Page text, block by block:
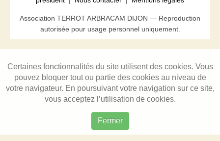
Association TERROT ARBRACAM DIJON — Reproduction
autorisée pour usage personnel uniquement.
Certaines fonctionnalités du site utilisent des cookies. Vous
pouvez bloquer tout ou partie des cookies au niveau de
votre navigateur. En poursuivant votre navigation sur ce site,
vous acceptez l’utilisation de cookies.
Fermer